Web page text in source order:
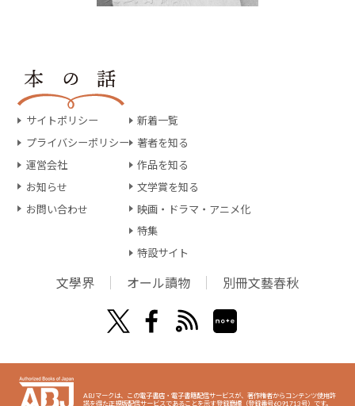
サイトポリシー
プライバシーポリシー
運営会社
お知らせ
お問い合わせ
新着一覧
著者を知る
作品を知る
文学賞を知る
映画・ドラマ・アニメ化
特集
特設サイト
文學界 オール讀物 別冊文藝春秋
ABJマークは、この電子書店・電子書籍配信サービスが、著作権者からコンテンツ使用許
諾を得た正規版配信サービスであることを示す登録商標（登録番号6091713号）です。